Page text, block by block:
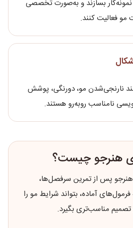
نمونه‌کار بسازند و به‌صورت تخصصی
فعالیت کنند.
نارنجی‌شدن مو، دورنگی، پوشش
نامناسب روبه‌رو هستند.
هنرجو چیست؟
پس از تمرین سرفصل‌ها،
آماده، بتواند شرایط مو را
مناسب‌تری بگیرد.